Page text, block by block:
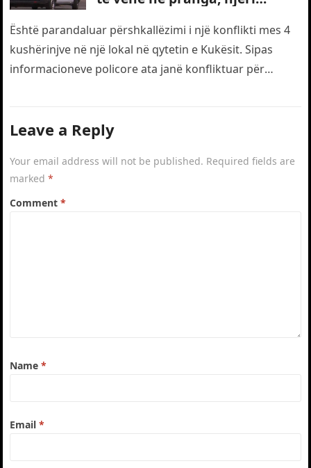
drejt traumës
Është parandaluar përshkallëzimi i një konflikti mes 4
kushërinjve në një lokal në qytetin e Kukësit. Sipas
informacioneve policore ata janë konfliktuar për
Leave a Reply
Your email address will not be published. Required fields are
marked*
Comment*
Name*
Email*